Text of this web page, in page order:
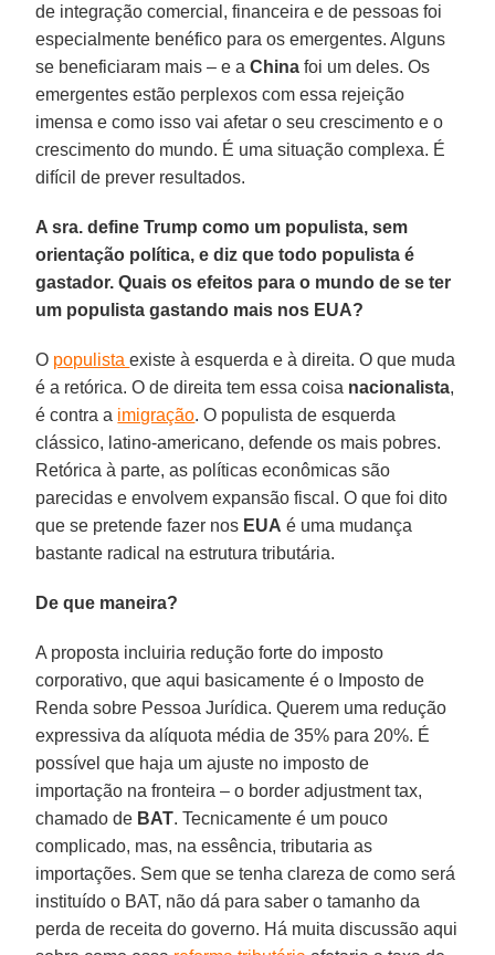
de integração comercial, financeira e de pessoas foi
especialmente benéfico para os emergentes. Alguns
se beneficiaram mais – e aChina foi um deles. Os
emergentes estão perplexos com essa rejeição
imensa e como isso vai afetar o seu crescimento e o
crescimento do mundo. É uma situação complexa. É
difícil de prever resultados.
A sra. define Trump como um populista, sem
orientação política, e diz que todo populista é
gastador. Quais os efeitos para o mundo de se ter
um populista gastando mais nos EUA?
O populistaexiste à esquerda e à direita. O que muda
é a retórica. O de direita tem essa coisa nacionalista,
é contra a imigração. O populista de esquerda
clássico, latino-americano, defende os mais pobres.
Retórica à parte, as políticas econômicas são
parecidas e envolvem expansão fiscal. O que foi dito
que se pretende fazer nos EUA é uma mudança
bastante radical na estrutura tributária.
De que maneira?
A proposta incluiria redução forte do imposto
corporativo, que aqui basicamente é o Imposto de
Renda sobre Pessoa Jurídica. Querem uma redução
expressiva da alíquota média de 35% para 20%. É
possível que haja um ajuste no imposto de
importação na fronteira – o border adjustment tax,
chamado de BAT. Tecnicamente é um pouco
complicado, mas, na essência, tributaria as
importações. Sem que se tenha clareza de como será
instituído o BAT, não dá para saber o tamanho da
perda de receita do governo. Há muita discussão aqui